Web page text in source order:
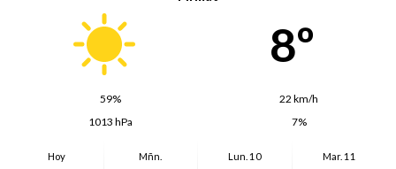
8º
59%
22 km/h
1013 hPa
7%
Hoy
Mñn.
Lun. 10
Mar. 11